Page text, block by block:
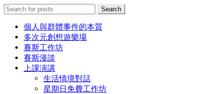
Search
for:
Search
個人與群體事件的本質
多次元創想遊樂場
賽斯工作坊
賽斯漫談
上課演講
生活情境對話
星期日免費工作坊